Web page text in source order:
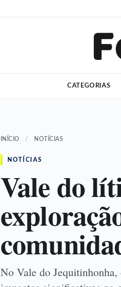
CATEGORIAS
INÍCIO / NOTÍCIAS
NOTÍCIAS
Vale do
No Vale do